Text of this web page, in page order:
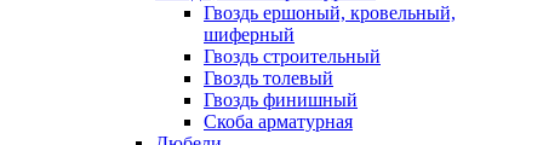
Гвоздь ершоный, кровельный,
шиферный
Гвоздь строительный
Гвоздь толевый
Гвоздь финишный
Скоба арматурная